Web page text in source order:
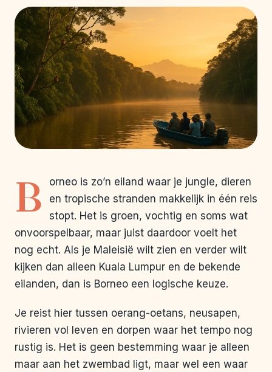
B
orneo is zo’n eiland waar je jungle, dieren
en tropische stranden makkelijk in één reis
stopt. Het is groen, vochtig en soms wat
onvoorspelbaar, maar juist daardoor voelt het
nog echt. Als je Maleisië wilt zien en verder wilt
kijken dan alleen Kuala Lumpur en de bekende
eilanden, dan is Borneo een logische keuze.
Je reist hier tussen oerang-oetans, neusapen,
rivieren vol leven en dorpen waar het tempo nog
rustig is. Het is geen bestemming waar je alleen
maar aan het zwembad ligt, maar wel een waar